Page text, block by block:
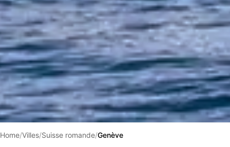
Home/Villes/Suisse romande/Genève